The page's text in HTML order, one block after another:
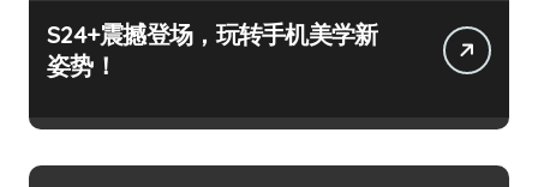
S24+震撼登场，玩转手机美学新
姿势！